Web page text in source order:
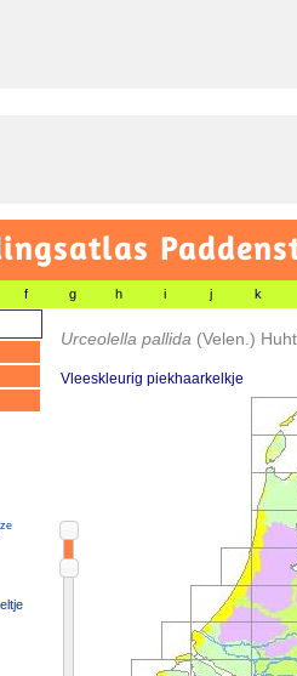
f g h i j k
Urceolella pallida (Velen.)
Vleeskleurig piekhaarkelkje